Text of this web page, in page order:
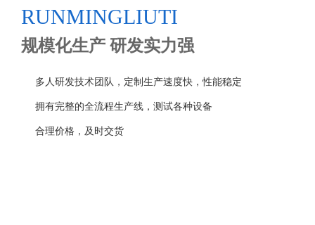
RUNMINGLIUTI
规模化生产 研发实力强
多人研发技术团队，定制生产速度快，性能稳定
拥有完整的全流程生产线，测试各种设备
合理价格，及时交货